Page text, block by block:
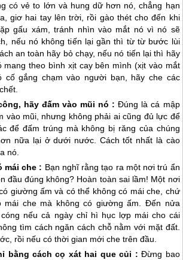
có vẻ to lớn và hung dữ hơn nó, chẳng hạn
giơ hai tay lên trời, rồi gào thét cho đến khi
gấu xám, tránh nhìn vào mắt nó vì nó sẽ
nếu nó không tiến lại gần thì từ từ bước lùi
an toàn hãy bỏ chạy, nếu nó tiến lại thì hãy
mang theo bình xịt cay bên mình (xịt vào mắt
cố gắng chạm vào người bạn, hãy che các
hãy đấm vào mũi nó : Đúng là cá mập
vào mũi, nhưng không phải ai cũng đủ lực để
để đấm trúng mà không bị răng của chúng
nữa lại ở dưới nước. Cách tốt nhất là cào
nó.
mái che : Bạn nghĩ rằng tạo ra một nơi trú ẩn
đầu đúng không? Hoàn toàn sai lầm! Một nơi
giường ấm và có thể không có mái che, chứ
mái che mà không có giường ấm. Đến nửa
nếu cả ngày chỉ hì hục lợp mái cho cái
tìm cách ngăn cách chỗ nằm với mặt đất.
rồi nếu có thời gian mới che trên đầu.
bằng cách cọ xát hai que củi : Đừng bao